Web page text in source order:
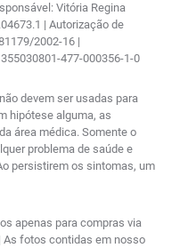
Vitória Regina
| Autorização de
2002-16 |
477-000356-1-0
devem ser usadas para
hipótese alguma, as
área médica. Somente o
problema de saúde e
persistirem os sintomas, um
apenas para compras via
As fotos contidas em nosso